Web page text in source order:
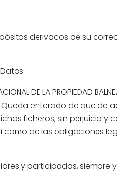
derivados de su
DE LA PROPIEDAD
enterado de que de
ficheros, sin perjuicio y
de las obligaciones
y participadas, siempre